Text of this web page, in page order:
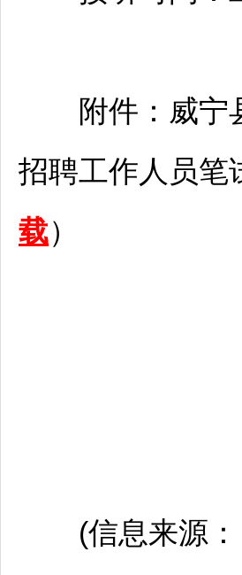
附件： 威宁
招聘工作人员笔
载）
(信息来源：